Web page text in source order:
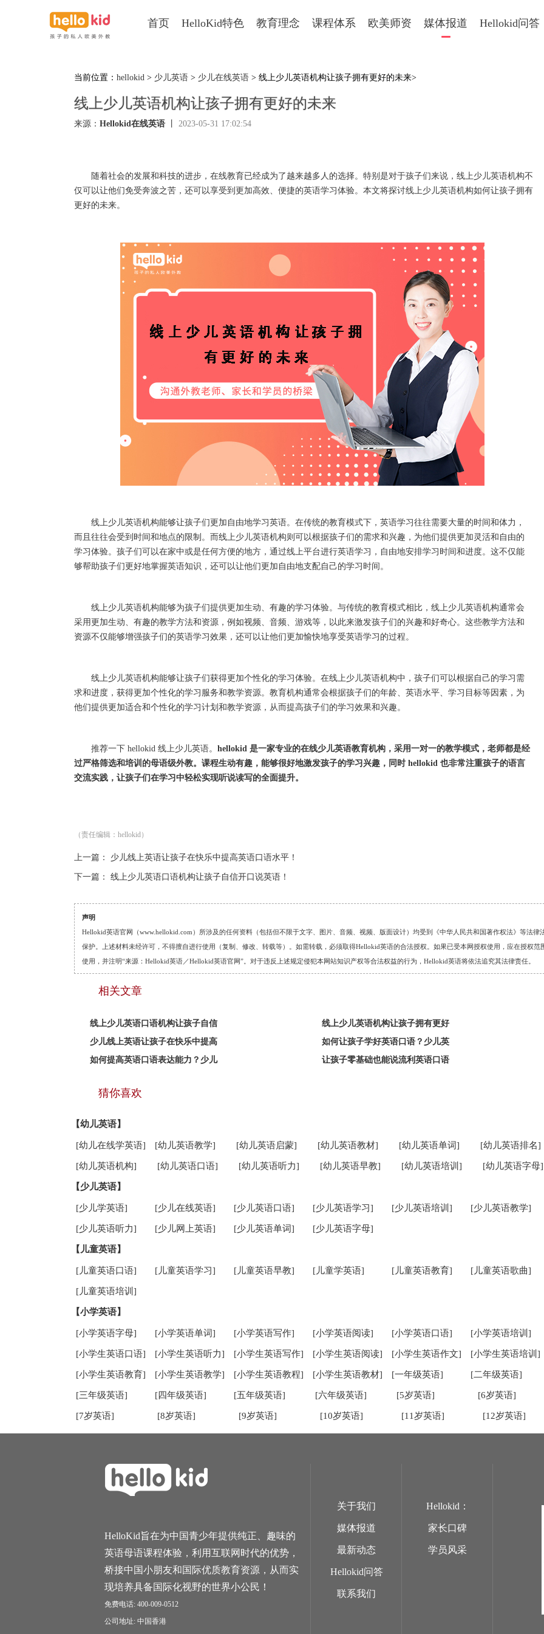
首页 HelloKid特色 教育理念 课程体系 欧美师资 媒体报道 Hellokid问答
当前位置： hellokid > 少儿英语 > 少儿在线英语 > 线上少儿英语机构让孩子拥有更好的未来>
线上少儿英语机构让孩子拥有更好的未来
来源： Hellokid在线英语 2023-05-31 17:02:54
随着社会的发展和科技的进步，在线教育已经成为了越来越多人的选择。特别是对于孩子们来说，线上少儿英语机构不
仅可以让他们免受奔波之苦，还可以享受到更加高效、便捷的英语学习体验。本文将探讨线上少儿英语机构如何让孩子拥有
更好的未来。
线上少儿英语机构能够让孩子们更加自由地学习英语。在传统的教育模式下，英语学习往往需要大量的时间和体力，
而且往往会受到时间和地点的限制。而线上少儿英语机构则可以根据孩子们的需求和兴趣，为他们提供更加灵活和自由的
学习体验。孩子们可以在家中或是任何方便的地方，通过线上平台进行英语学习，自由地安排学习时间和进度。这不仅能
够帮助孩子们更好地掌握英语知识，还可以让他们更加自由地支配自己的学习时间。
线上少儿英语机构能够为孩子们提供更加生动、有趣的学习体验。与传统的教育模式相比，线上少儿英语机构通常会
采用更加生动、有趣的教学方法和资源，例如视频、音频、游戏等，以此来激发孩子们的兴趣和好奇心。这些教学方法和
资源不仅能够增强孩子们的英语学习效果，还可以让他们更加愉快地享受英语学习的过程。
线上少儿英语机构能够让孩子们获得更加个性化的学习体验。在线上少儿英语机构中，孩子们可以根据自己的学习需
求和进度，获得更加个性化的学习服务和教学资源。教育机构通常会根据孩子们的年龄、英语水平、学习目标等因素，为
他们提供更加适合和个性化的学习计划和教学资源，从而提高孩子们的学习效果和兴趣。
推荐一下 hellokid 线上少儿英语。 hellokid 是一家专业的在线少儿英语教育机构，采用一对一的教学模式，老师都是经
过严格筛选和培训的母语级外教。课程生动有趣，能够很好地激发孩子的学习兴趣，同时 hellokid 也非常注重孩子的语言
交流实践，让孩子们在学习中轻松实现听说读写的全面提升。
（责任编辑：hellokid）
上一篇： 少儿线上英语让孩子在快乐中提高英语口语水平！
下一篇： 线上少儿英语口语机构让孩子自信开口说英语！
声明
Hellokid英语官网（www.hellokid.com）所涉及的任何资料（包括但不限于文字、图片、音频、视频、版面设计）均受到《中华人民共和国著作权法》等法律
保护。上述材料未经许可，不得擅自进行使用（复制、修改、转载等）。如需转载，必须取得Hellokid英语的合法授权。如果已受本网授权使用，应在授权范
使用，并注明“来源：Hellokid英语／Hellokid英语官网”。对于违反上述规定侵犯本网站知识产权等合法权益的行为，Hellokid英语将依法追究其法律责任。
相关文章
线上少儿英语口语机构让孩子自信
线上少儿英语机构让孩子拥有更好
少儿线上英语让孩子在快乐中提高
如何让孩子学好英语口语？少儿英
如何提高英语口语表达能力？少儿
让孩子零基础也能说流利英语口语
猜你喜欢
【幼儿英语】
[幼儿在线学英语] [幼儿英语教学] [幼儿英语启蒙] [幼儿英语教材] [幼儿英语单词] [幼儿英语排名]
[幼儿英语机构] [幼儿英语口语] [幼儿英语听力] [幼儿英语早教] [幼儿英语培训] [幼儿英语字母]
【少儿英语】
[少儿学英语] [少儿在线英语] [少儿英语口语] [少儿英语学习] [少儿英语培训] [少儿英语教学]
[少儿英语听力] [少儿网上英语] [少儿英语单词] [少儿英语字母]
【儿童英语】
[儿童英语口语] [儿童英语学习] [儿童英语早教] [儿童学英语] [儿童英语教育] [儿童英语歌曲]
[儿童英语培训]
【小学英语】
[小学英语字母] [小学英语单词] [小学英语写作] [小学英语阅读] [小学英语口语] [小学英语培训]
[小学生英语口语] [小学生英语听力] [小学生英语写作] [小学生英语阅读] [小学生英语作文] [小学生英语培训]
[小学生英语教育] [小学生英语教学] [小学生英语教程] [小学生英语教材] [一年级英语] [二年级英语]
[三年级英语] [四年级英语] [五年级英语] [六年级英语] [5岁英语] [6岁英语]
[7岁英语] [8岁英语] [9岁英语] [10岁英语] [11岁英语] [12岁英语]
HelloKid旨在为中国青少年提供纯正、趣味的
英语母语课程体验，利用互联网时代的优势，
桥接中国小朋友和国际优质教育资源，从而实
现培养具备国际化视野的世界小公民！
免费电话: 400-009-0512
公司地址: 中国香港
关于我们
媒体报道
最新动态
Hellokid问答
联系我们
Hellokid：
家长口碑
学员风采